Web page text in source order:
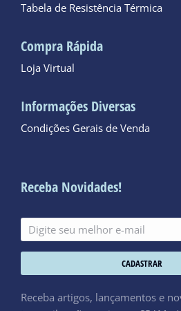
Tabela de Resistência Térmica
Compra Rápida
Loja Virtual
Informações Diversas
Condições Gerais de Venda
Receba Novidades!
CADASTRAR
Receba artigos, lançamentos e